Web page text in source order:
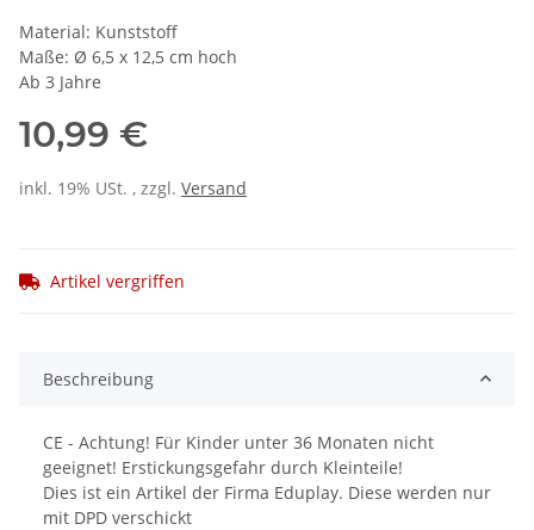
Material: Kunststoff
Maße: Ø 6,5 x 12,5 cm hoch
Ab 3 Jahre
10,99 €
inkl. 19% USt. , zzgl. Versand
Artikel vergriffen
Beschreibung
CE - Achtung! Für Kinder unter 36 Monaten nicht
geeignet! Erstickungsgefahr durch Kleinteile!
Dies ist ein Artikel der Firma Eduplay. Diese werden nur
mit DPD verschickt